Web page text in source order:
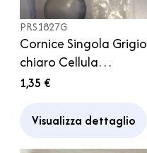
PRS1827G
Cornice Singola Grigio
chiaro Cellula
Camper Caravan
1,35 €
Visualizza dettaglio